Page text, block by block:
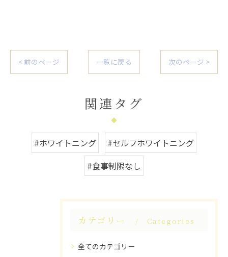
< 前のページ 一覧に戻る 次のページ >
関連タグ
#ホワイトニング
#セルフホワイトニング
#食事制限なし
カテゴリー Categories
全てのカテゴリー